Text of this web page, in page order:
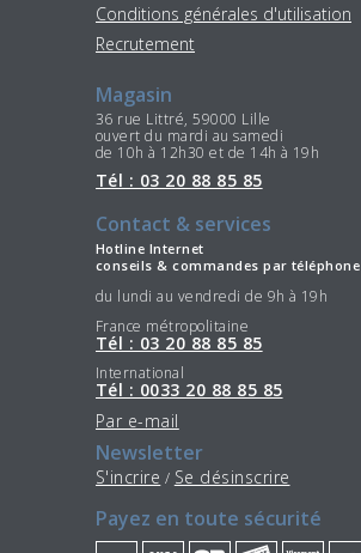
Conditions générales d'utilisation
Recrutement
Magasin
36 rue Littré, 59000 Lille
ouvert du mardi au samedi
de 10h à 12h30 et de 14h à 19h
Tél : 03 20 88 85 85
Contact & services
Hotline Internet
conseils & commandes par téléphone
du lundi au vendredi de 9h à 19h
France métropolitaine
Tél : 03 20 88 85 85
International
Tél : 0033 20 88 85 85
Par e-mail
Newsletter
S'incrire / Se désinscrire
Payez en toute sécurité